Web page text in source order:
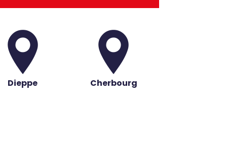
Dieppe Cherbourg